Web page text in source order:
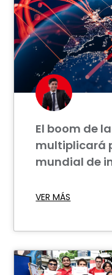
El boom de
multiplicará
mundial de
VER MÁS